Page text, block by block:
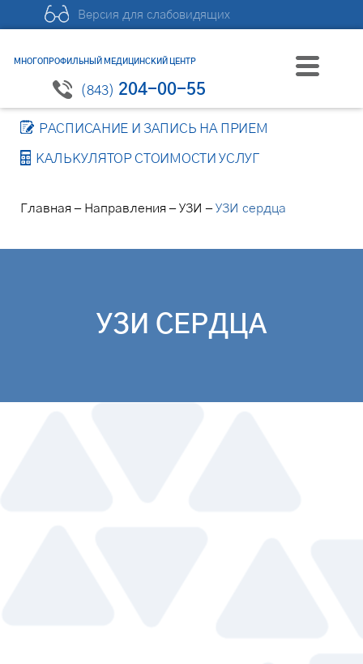
Версия для слабовидящих
МНОГОПРОФИЛЬНЫЙ МЕДИЦИНСКИЙ ЦЕНТР
(843) 204-00-55
РАСПИСАНИЕ И ЗАПИСЬ НА ПРИЕМ
КАЛЬКУЛЯТОР СТОИМОСТИ УСЛУГ
Главная – Направления – УЗИ –УЗИ сердца
УЗИ СЕРДЦА